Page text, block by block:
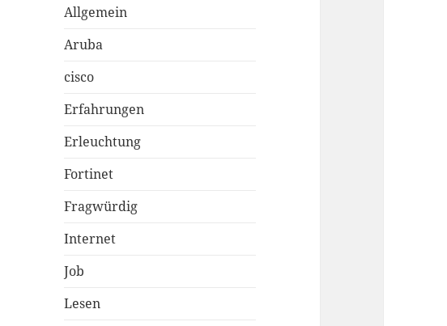
Allgemein
Aruba
cisco
Erfahrungen
Erleuchtung
Fortinet
Fragwürdig
Internet
Job
Lesen